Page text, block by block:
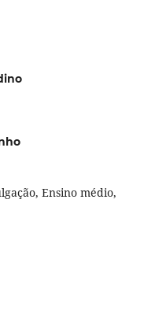
Ensino médio,